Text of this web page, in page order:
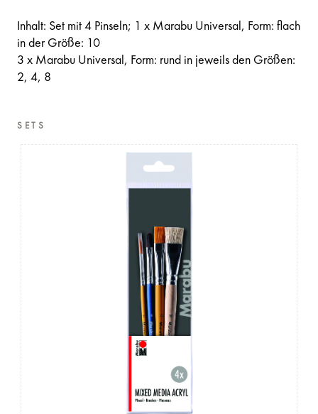
Inhalt: Set mit 4 Pinseln; 1 x Marabu Universal, Form: flach
in der Größe: 10
3 x Marabu Universal, Form: rund in jeweils den Größen:
2, 4, 8
SETS